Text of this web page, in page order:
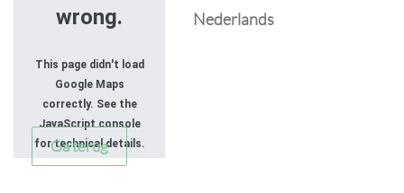
wrong.
This page didn't load
Google Maps
correctly. See the
JavaScript console
for technical details.
Nederlands
Ga terug